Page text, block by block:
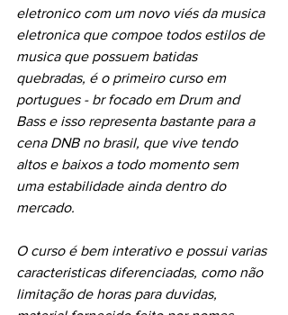
eletronico com um novo viés da musica
eletronica que compoe todos estilos de
musica que possuem batidas
quebradas, é o primeiro curso em
portugues - br focado em Drum and
Bass e isso representa bastante para a
cena DNB no brasil, que vive tendo
altos e baixos a todo momento sem
uma estabilidade ainda dentro do
mercado.
O curso é bem interativo e possui varias
caracteristicas diferenciadas, como não
limitação de horas para duvidas,